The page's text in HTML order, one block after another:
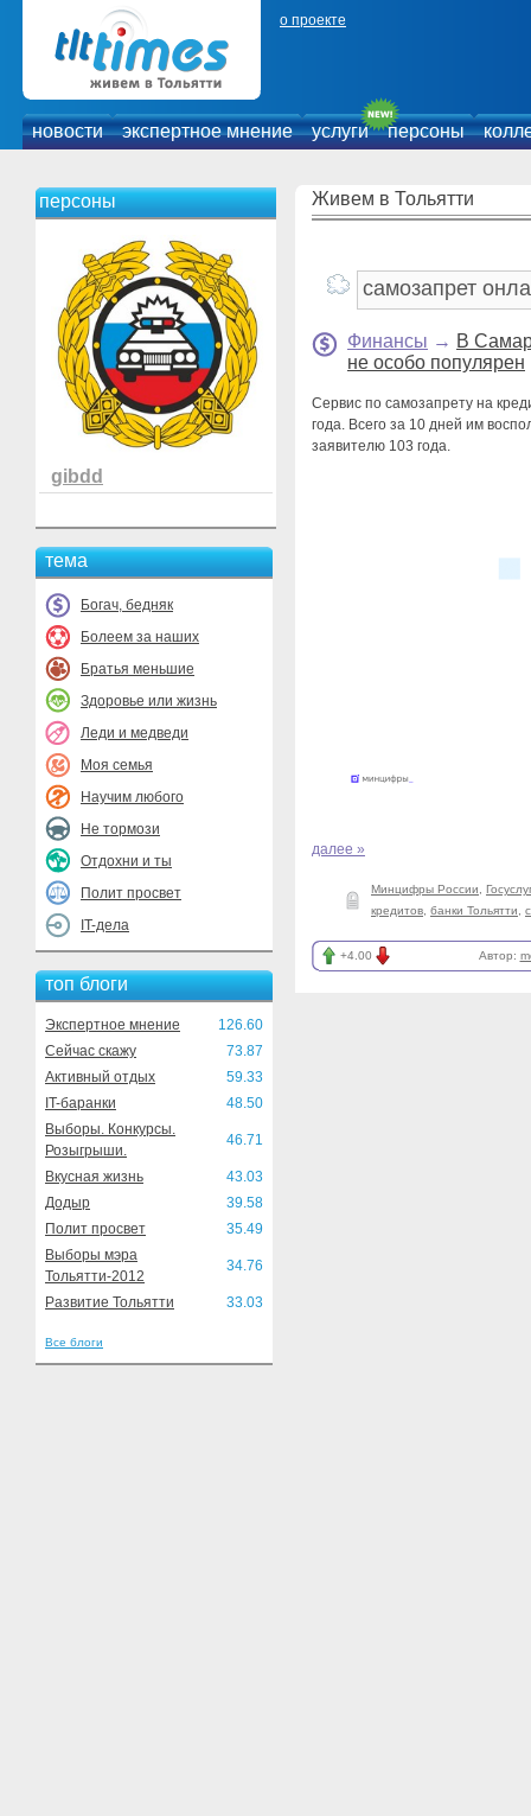
о проекте
новости экспертное мнение услуги персоны
персоны
gibdd
тема
Богач, бедняк
Болеем за наших
Братья меньшие
Здоровье или жизнь
Леди и медведи
Моя семья
Научим любого
Не тормози
Отдохни и ты
Полит просвет
IT-дела
топ блоги
Экспертное мнение
126.60
Сейчас скажу
73.87
Активный отдых
59.33
IT-баранки
48.50
Выборы. Конкурсы.
Розыгрыши.
46.71
Вкусная жизнь
43.03
Додыр
39.58
Полит просвет
35.49
Выборы мэра
Тольятти-2012
34.76
Развитие Тольятти 33.03
Все блоги
Живем в Тольятти
Финансы → В
не особо популярен
Сервис по самозапрету на
года. Всего за 10 дней им
заявителю 103 года.
далее »
Минцифры России
кредитов банки Тольятти
+4.00 Автор: